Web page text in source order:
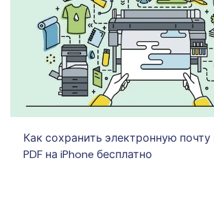
Как сохранить электронную
PDF на iPhone бесплатно